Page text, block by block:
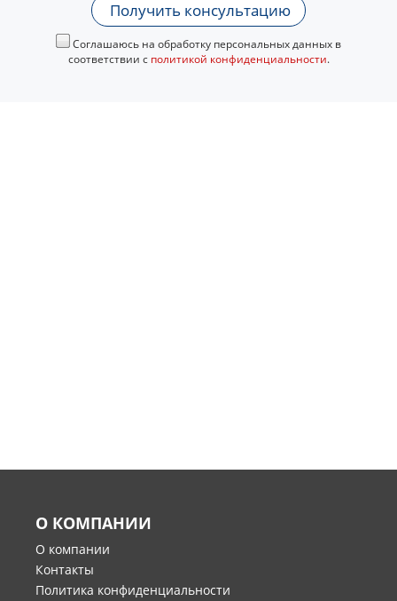
Получить консультацию
Соглашаюсь на обработку персональных данных в
соответствии с политикой конфиденциальности.
О КОМПАНИИ
О компании
Контакты
Политика конфиденциальности